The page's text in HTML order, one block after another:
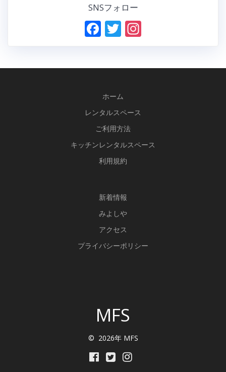
SNSフォロー
F
o
o
k
T
ホーム
レンタルスペース
ご利用方法
キッチンレンタルスペース
利用規約
新着情報
みよしや
アクセス
プライバシーポリシー
MFS
© 2026年 MFS